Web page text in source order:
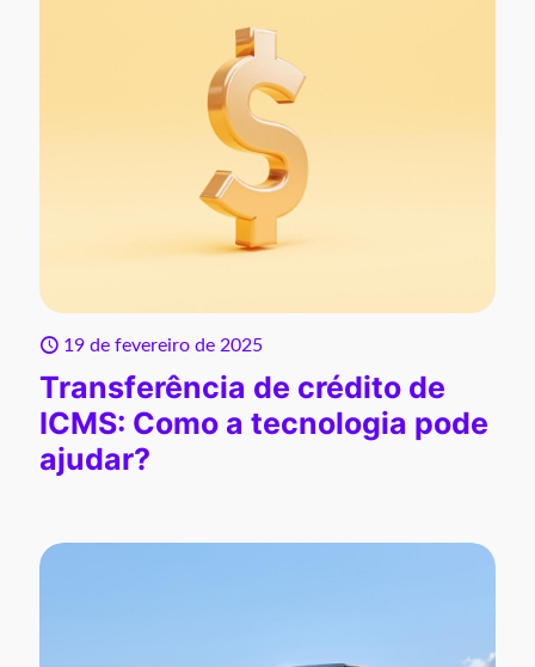
19 de fevereiro de 2025
Transferência de crédito de
ICMS: Como a tecnologia pode
ajudar?